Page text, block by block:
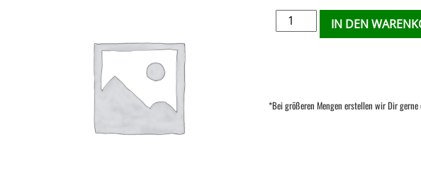
IN DEN
*Bei größeren Mengen erstellen wir Dir